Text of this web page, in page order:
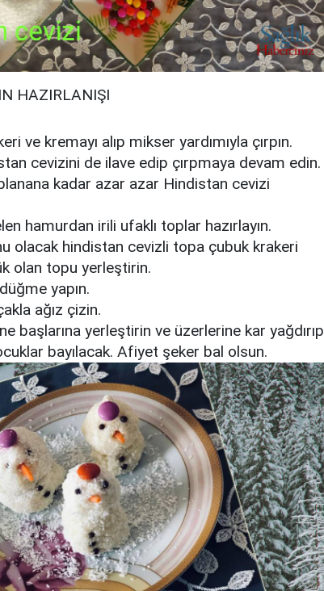
HAZIRLANIŞI
ve kremayı alıp mikser yardımıyla çırpın.
cevizini de ilave edip çırpmaya devam edin.
kadar azar azar Hindistan cevizi
hamurdan irili ufaklı toplar hazırlayın.
olacak hindistan cevizli topa çubuk krakeri
olan topu yerleştirin.
yapın.
ağız çizin.
başlarına yerleştirin ve üzerlerine kar yağdırıp
bayılacak. Afiyet şeker bal olsun.